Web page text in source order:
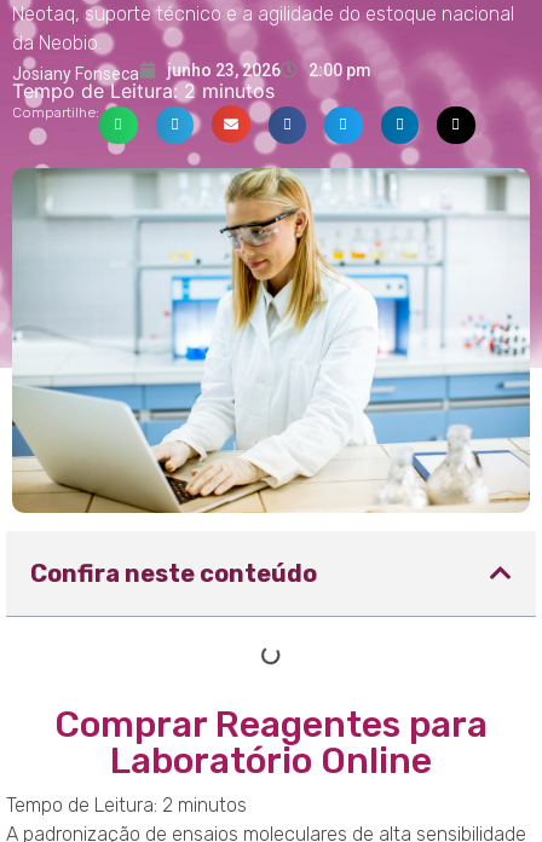
Neotaq, suporte técnico e a agilidade do estoque nacional
da Neobio.
Josiany Fonseca junho 23, 2026 2:00 pm
Tempo de Leitura: 2 minutos
Compartilhe:
Confira neste conteúdo
Comprar Reagentes para
Laboratório Online
Tempo de Leitura: 2 minutos
A padronização de ensaios moleculares de alta sensibilidade